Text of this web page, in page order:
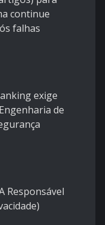
continue
falhas
exige
de
Responsável